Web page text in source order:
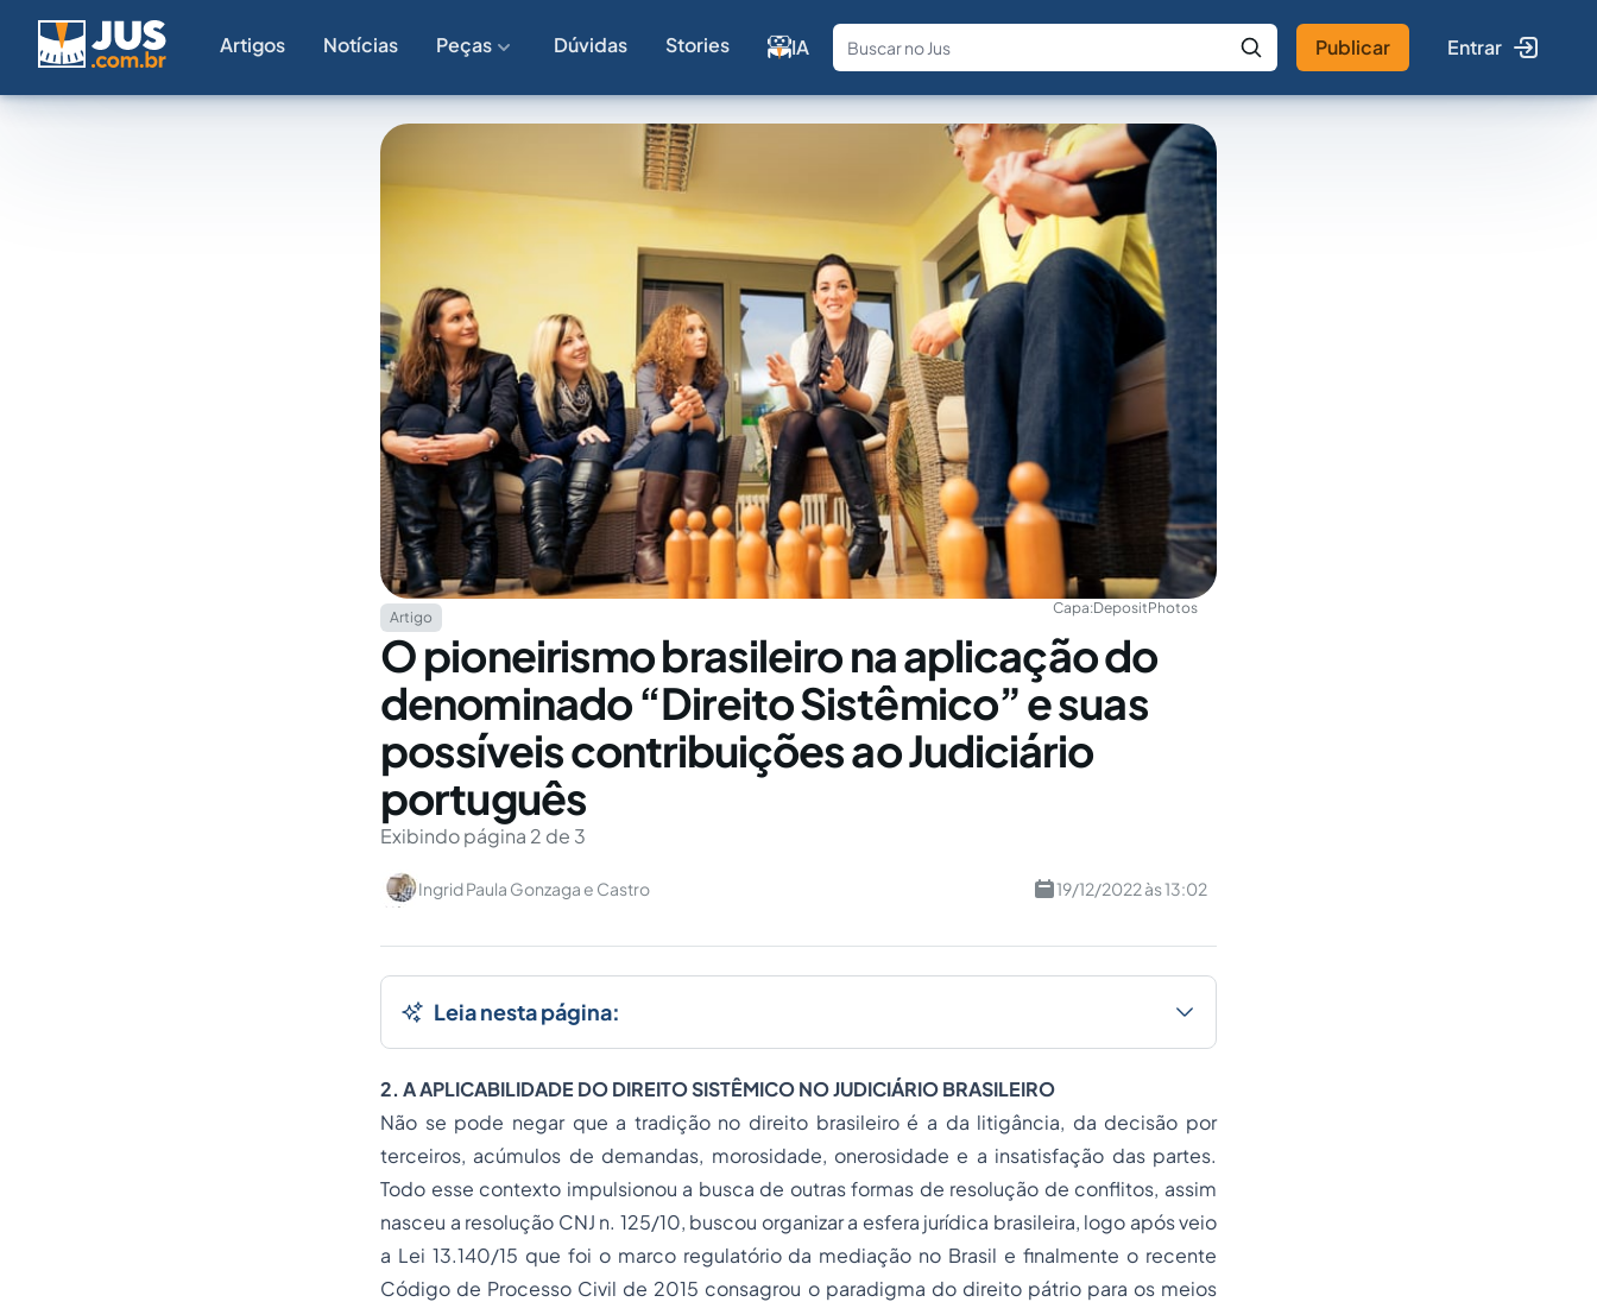
Artigos Notícias Peças Dúvidas Stories IA
Fale com a IA Buscar no Jus
Publicar Entrar
Capa:DepositPhotos
Artigo
O pioneirismo brasileiro na aplicação do
denominado “Direito Sistêmico” e suas
possíveis contribuições ao Judiciário
português
Exibindo página 2 de 3
Ingrid Paula Gonzaga e Castro 19/12/2022 às 13:02
Leia nesta página:
2. A APLICABILIDADE DO DIREITO SISTÊMICO NO JUDICIÁRIO BRASILEIRO
Não se pode negar que a tradição no direito brasileiro é a da litigância, da decisão por
terceiros, acúmulos de demandas, morosidade, onerosidade e a insatisfação das partes.
Todo esse contexto impulsionou a busca de outras formas de resolução de conflitos, assim
nasceu a resolução CNJ n. 125/10, buscou organizar a esfera jurídica brasileira, logo após veio
a Lei 13.140/15 que foi o marco regulatório da mediação no Brasil e finalmente o recente
Código de Processo Civil de 2015 consagrou o paradigma do direito pátrio para os meios